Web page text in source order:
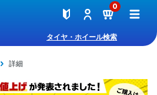
0
タイヤ・ホイール検索
詳細